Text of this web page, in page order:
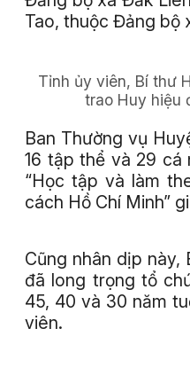
Tao, thuộc Đảng bộ
Tỉnh ủy viên, Bí thư
trao Huy hiệu
Ban Thường vụ
16 tập thể và 29 cá
“Học tập và làm
cách Hồ Chí Minh”
Cũng nhân dịp này,
đã long trọng tổ
45, 40 và 30 năm
viên.